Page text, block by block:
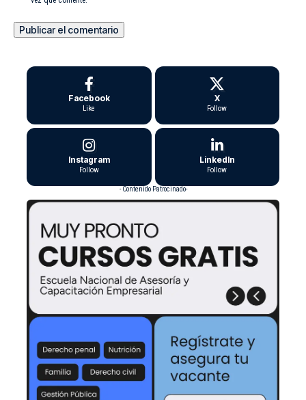
Facebook
Like
X
Follow
Instagram
Follow
LinkedIn
Follow
- Contenido Patrocinado-